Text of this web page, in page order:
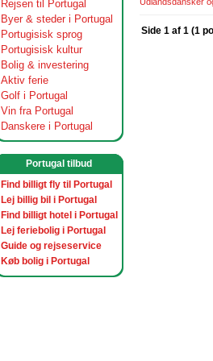
Rejsen til Portugal
Byer & steder i Portugal
Portugisisk sprog
Portugisisk kultur
Bolig & investering
Aktiv ferie
Golf i Portugal
Vin fra Portugal
Danskere i Portugal
Portugal tilbud
Find billigt fly til Portugal
Lej billig bil i Portugal
Find billigt hotel i Portugal
Lej feriebolig i Portugal
Guide og rejseservice
Køb bolig i Portugal
Side 1 af 1 (1